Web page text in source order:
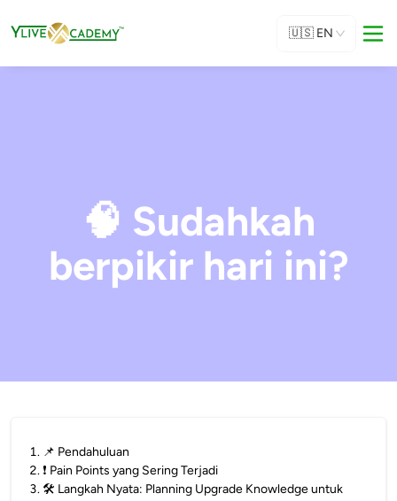
🇺🇸 EN
🧠 Sudahkah
berpikir hari ini?
1. 📌 Pendahuluan
2. ❗ Pain Points yang Sering Terjadi
3. 🛠️ Langkah Nyata: Planning Upgrade Knowledge untuk